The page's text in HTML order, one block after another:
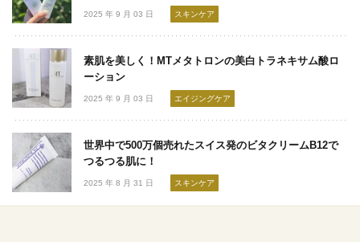
2025 年 9 月 03 日 スキンケア
素肌を美しく！MTメタトロンの美白トラネキサム酸ロ
ーション
2025 年 9 月 03 日 エイジングケア
世界中で500万個売れたスイス発のビタクリームB12で
つるつる肌に！
2025 年 8 月 31 日 スキンケア